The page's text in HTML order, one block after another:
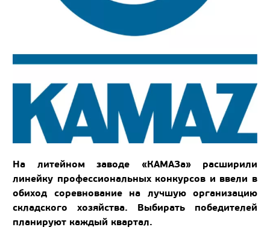
На литейном заводе «КАМАЗа» расширили
линейку профессиональных конкурсов и ввели в
обиход соревнование на лучшую организацию
складского хозяйства. Выбирать победителей
планируют каждый квартал.